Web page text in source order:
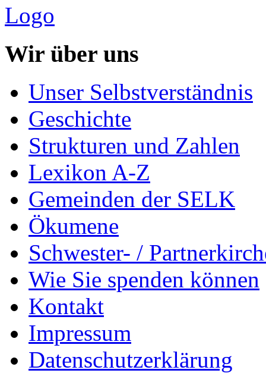
Wir über uns
Unser Selbstverständnis
Geschichte
Strukturen und Zahlen
Lexikon A-Z
Gemeinden der SELK
Ökumene
Schwester- /
Wie Sie spenden können
Kontakt
Impressum
Datenschutzerklärung